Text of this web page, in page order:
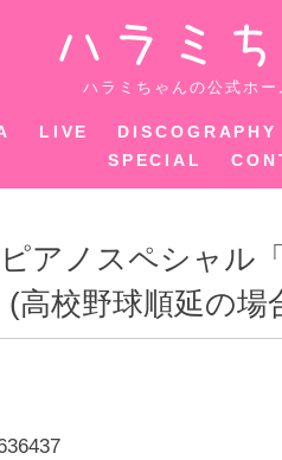
ハラミちゃんの公式ホー
LIVE DISCOGRAPHY
SPECIAL
アノスペシャ
(高校野球順延の